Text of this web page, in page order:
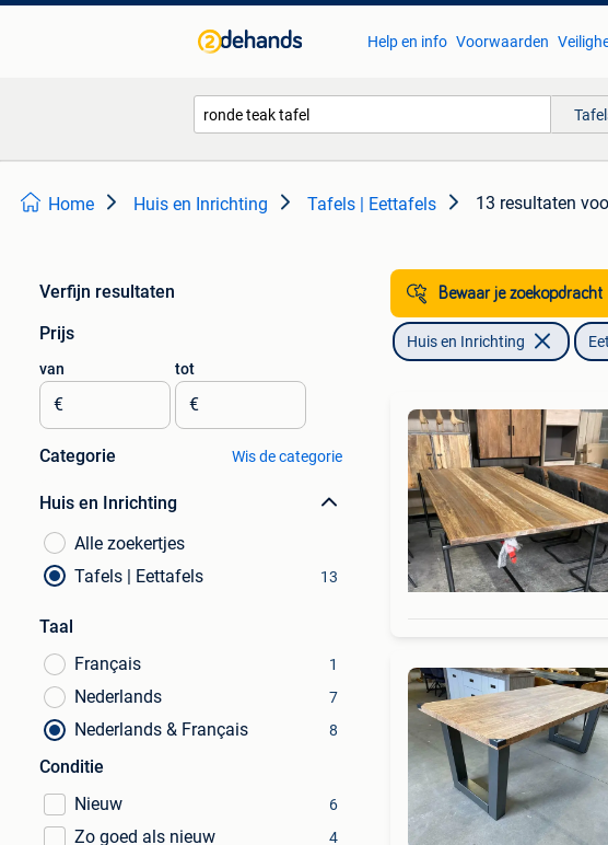
Help en info Voorwaarden
Home Huis en Inrichting Tafels | Eettafels 13 resultaten
Verfijn resultaten
Prijs
van
€
tot
€
Categorie Wis de categorie
Huis en Inrichting
Alle zoekertjes
Tafels | Eettafels
13
Taal
Français
1
Nederlands 7
Nederlands & Français 8
Conditie
Nieuw
6
Zo goed als nieuw 4
Bewaar je zoekopdracht
Huis en Inrichting